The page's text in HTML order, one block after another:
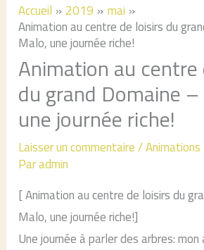
Accueil 2019
mai
Animation au centre de loisirs du
Malo, une journée riche!
Animation au centre
du grand Domaine
une journée riche!
Laisser un commentaire/
Paradmin
[ Animation au centre de loisirs du
Malo, une journée riche!]
Une journée à parler des arbres: mon